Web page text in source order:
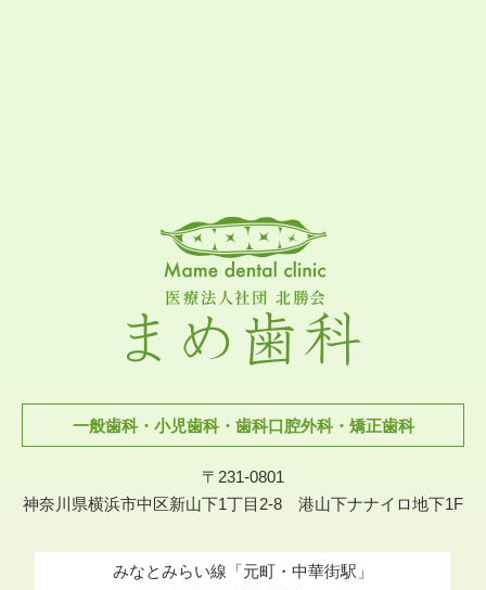
一般歯科・小児歯科・歯科口腔外科・矯正歯科
〒231-0801
神奈川県横浜市中区新山下1丁目2-8 港山下ナナイロ地下1F
みなとみらい線「元町・中華街駅」